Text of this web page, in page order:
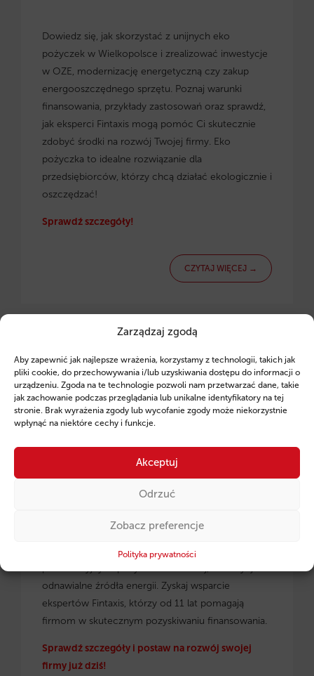
Zarządzaj zgodą
Aby zapewnić jak najlepsze wrażenia, korzystamy z technologii, takich jak
pliki cookie, do przechowywania i/lub uzyskiwania dostępu do informacji o
urządzeniu. Zgoda na te technologie pozwoli nam przetwarzać dane, takie
jak zachowanie podczas przeglądania lub unikalne identyfikatory na tej
stronie. Brak wyrażenia zgody lub wycofanie zgody może niekorzystnie
wpłynąć na niektóre cechy i funkcje.
Akceptuj
Odrzuć
Zobacz preferencje
Polityka prywatności
Dowiedz się, jak skorzystać z unijnych eko
pożyczek w Wielkopolsce i zrealizować inwestycje
w OZE, modernizację energetyczną czy zakup
energooszczędnego sprzętu. Poznaj warunki
finansowania, przykłady zastosowań oraz sprawdź,
jak eksperci Fintaxis mogą pomóc Ci skutecznie
zdobyć środki na rozwój Twojej firmy. Eko
pożyczka to idealne rozwiązanie dla
przedsiębiorców, którzy chcą działać ekologicznie i
oszczędzać!
Sprawdź szczegóły!
CZYTAJ WIĘCEJ →
przedsiębiorców z regionu małopolskiego.
Pożyczki unijne dla małopolskich
przedsiębiorców– dowiedz się, jak skorzystać z
odnawialne źródła energii. Zyskaj wsparcie
ekspertów Fintaxis, którzy od 11 lat pomagają
firmom w skutecznym pozyskiwaniu finansowania.
Sprawdź szczegóły i postaw na rozwój swojej
firmy już dziś!